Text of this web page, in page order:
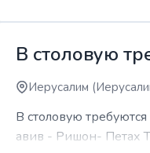
В столовую
Иерусалим
В столовую
авив - Ришон- Петах